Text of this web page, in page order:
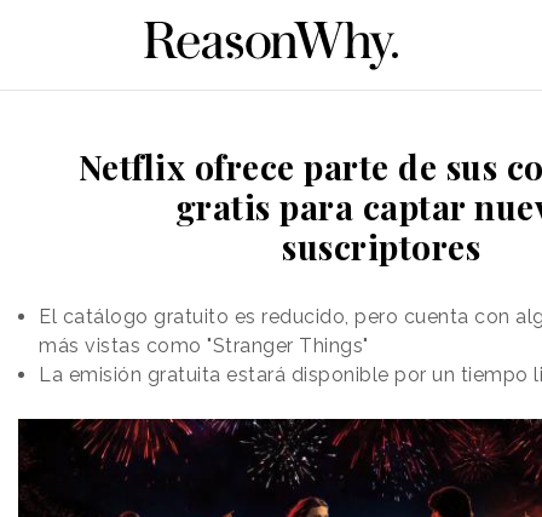
Netflix ofrece parte de sus
gratis para captar
suscriptores
El catálogo gratuito es reducido, pero cuenta con
más vistas como "Stranger Things"
La emisión gratuita estará disponible por un tiempo